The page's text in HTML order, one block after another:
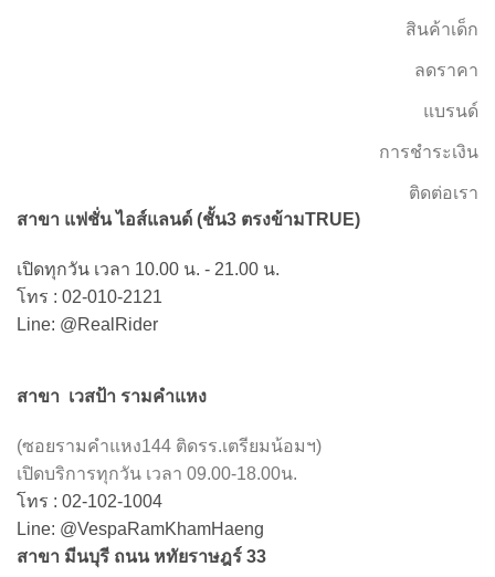
สินค้าเด็ก
ลดราคา
แบรนด์
การชำระเงิน
ติดต่อเรา
สาขา แฟชั่น ไอส์แลนด์ (ชั้น3 ตรงข้ามTRUE)
เปิดทุกวัน เวลา 10.00 น. - 21.00 น.
โทร : 02-010-2121
Line: @RealRider
สาขา เวสป้า รามคำแหง
(ซอยรามคำแหง144 ติดรร.เตรียมน้อมฯ)
เปิดบริการทุกวัน เวลา 09.00-18.00น.
โทร : 02-102-1004
Line: @VespaRamKhamHaeng
สาขา มีนบุรี ถนน หทัยราษฎร์ 33